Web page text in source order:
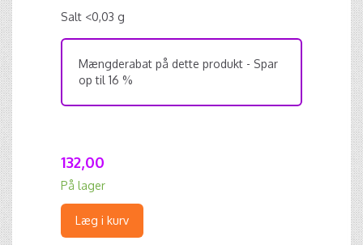
Salt <0,03 g
Mængderabat på dette produkt - Spar
op til 16 %
132,00
På lager
Læg i kurv